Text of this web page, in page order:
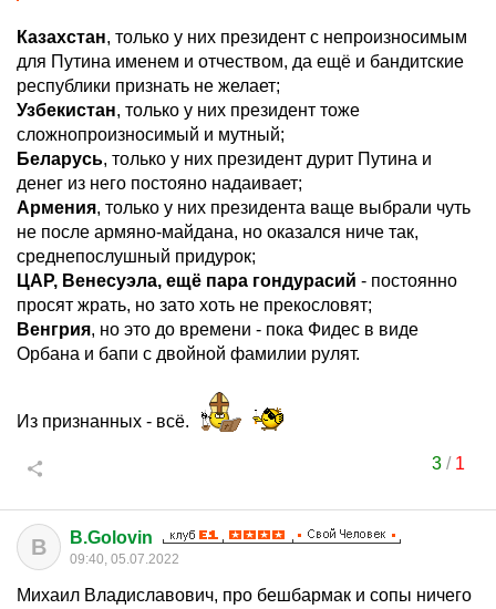
Казахстан, только у них президент с непроизносимым
для Путина именем и отчеством, да ещё и бандитские
республики признать не желает;
Узбекистан, только у них президент тоже
сложнопроизносимый и мутный;
Беларусь, только у них президент дурит Путина и
денег из него постояно надаивает;
Армения, только у них президента ваще выбрали чуть
не после армяно-майдана, но оказался ниче так,
среднепослушный придурок;
ЦАР, Венесуэла, ещё пара гондурасий - постоянно
просят жрать, но зато хоть не прекословят;
Венгрия, но это до времени - пока Фидес в виде
Орбана и бапи с двойной фамилии рулят.
Из признанных - всё.
3/ 1
B B.Golovin
09:40, 05.07.2022
Михаил Владиславович, про бешбармак и сопы ничего